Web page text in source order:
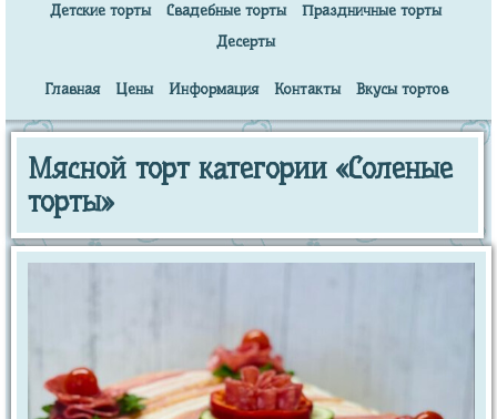
Детские торты Свадебные торты
Праздничные торты
Десерты
Главная Цены Информация Контакты Вкусы тортов
Мясной торт категории «Соленые
торты»